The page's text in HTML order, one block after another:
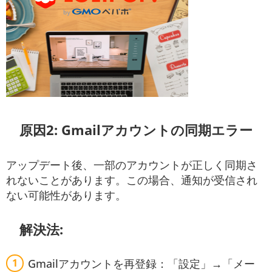
原因2: Gmailアカウントの同期エラー
アップデート後、一部のアカウントが正しく同期さ
れないことがあります。この場合、通知が受信され
ない可能性があります。
解決法:
Gmailアカウントを再登録：「設定」→「メー